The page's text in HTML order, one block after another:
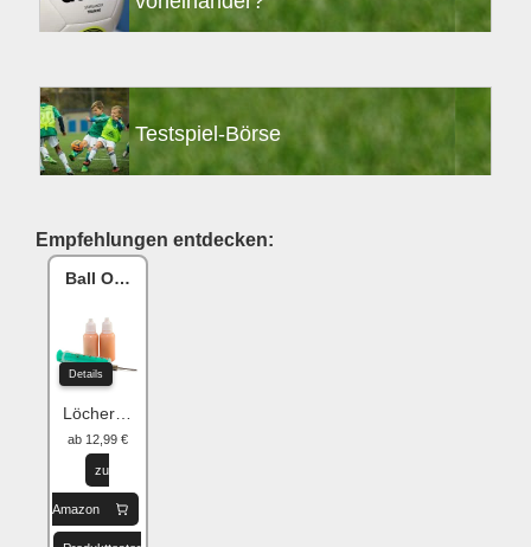
Testspiel-Börse
Empfehlungen entdecken:
Ball One Reparaturset
Details
Löcher flicken
ab 12,99 €
zu
Amazon